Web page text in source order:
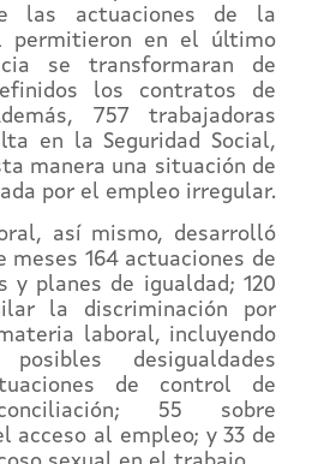
las actuaciones de la
permitieron en el último
se transformaran de
los contratos de
757 trabajadoras
en la Seguridad Social,
manera una situación de
por el empleo irregular.
así mismo, desarrolló
meses 164 actuaciones de
y planes de igualdad; 120
la discriminación por
laboral, incluyendo
desigualdades
de control de
55 sobre
acceso al empleo; y 33 de